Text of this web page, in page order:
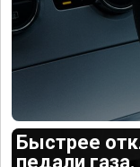
Быстрее
педали газа.